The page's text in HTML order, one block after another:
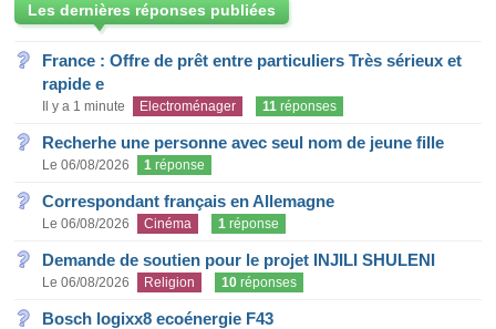
Les dernières réponses publiées
France : Offre de prêt entre particuliers Très sérieux et
rapide e
Il y a 1 minute Electroménager 11 réponses
Recherhe une personne avec seul nom de jeune fille
Le 06/08/2026 1 réponse
Correspondant français en Allemagne
Le 06/08/2026 Cinéma 1 réponse
Demande de soutien pour le projet INJILI SHULENI
Le 06/08/2026 Religion 10 réponses
Bosch logixx8 ecoénergie F43